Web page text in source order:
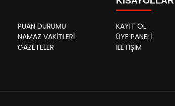
PUAN DURUMU
NAMAZ VAKİTLERİ
GAZETELER
KAYIT OL
ÜYE PANELİ
İLETİŞİM